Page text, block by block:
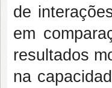
de
em
resultados
na